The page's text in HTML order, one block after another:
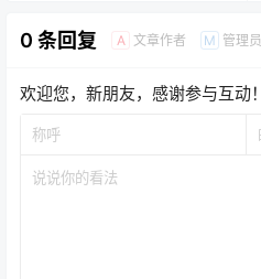
0 条回复 A 文章作者 M 管理员
欢迎您，新朋友，感谢参与互动！